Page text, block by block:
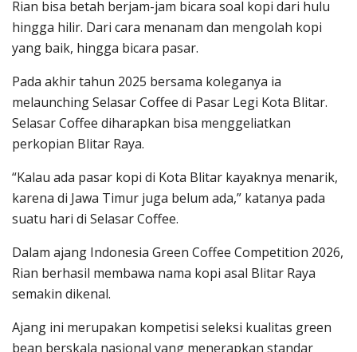
Rian bisa betah berjam-jam bicara soal kopi dari hulu
hingga hilir. Dari cara menanam dan mengolah kopi
yang baik, hingga bicara pasar.
Pada akhir tahun 2025 bersama koleganya ia
melaunching Selasar Coffee di Pasar Legi Kota Blitar.
Selasar Coffee diharapkan bisa menggeliatkan
perkopian Blitar Raya.
“Kalau ada pasar kopi di Kota Blitar kayaknya menarik,
karena di Jawa Timur juga belum ada,” katanya pada
suatu hari di Selasar Coffee.
Dalam ajang Indonesia Green Coffee Competition 2026,
Rian berhasil membawa nama kopi asal Blitar Raya
semakin dikenal.
Ajang ini merupakan kompetisi seleksi kualitas green
bean berskala nasional yang menerapkan standar